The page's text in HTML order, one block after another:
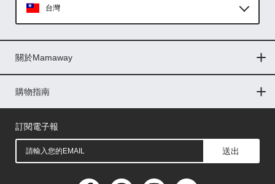
台灣
印尼
菲律賓
馬來西亞
關於Mamaway
門市據點
最新消息
品牌故事
人力招募
媒體花絮
隱私權聲明
CSR企業社會責任
購物指南
購物常見問題
退換貨問題
儲值金使用條款
購買儲值金
發票問題
會員權益
線上留言
吸乳器-免費體驗
訂閱電子報
送出